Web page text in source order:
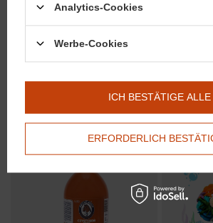
EMPFOHLEN
Analytics-Cookies
Werbe-Cookies
ERFORDERLICH
ICH BESTÄTIGE ALLE